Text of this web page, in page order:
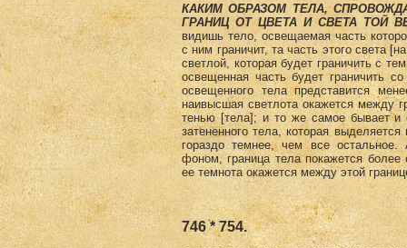
КАКИМ ОБРАЗОМ ТЕЛА,
ГРАНИЦ ОТ ЦВЕТА И СВЕТА ТОЙ
видишь тело, освещаемая часть
с ним граничит, та часть этого света
светлой, которая будет граничить с
освещенная часть будет граничить
освещенного тела представится
наивысшая светлота окажется между
тенью [тела]; и то же самое бывает и
затененного тела, которая
гораздо темнее, чем все
фоном, граница тела покажется
ее темнота окажется между этой
746 * 754.